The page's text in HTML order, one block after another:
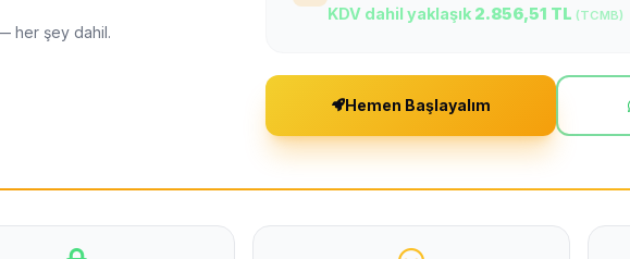
her şey dahil.
KDV dahil yaklaşık 2.856,51 TL (TCMB)
Hemen Başlayalım